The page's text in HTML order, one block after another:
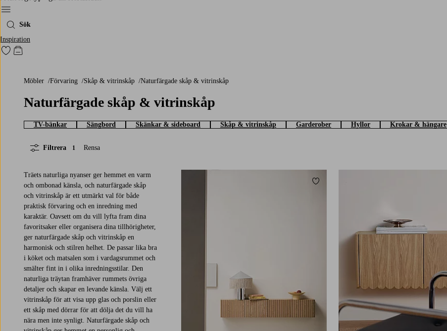
Meny
Sök
Inspiration
Gå till favoritmarkerade produkter
Gå till kundvagnen
Möbler Förvaring Skåp & vitrinskåp Naturfärgade skåp & vitrinskåp
Naturfärgade skåp & vitrinskåp
TV-bänkar Sängbord Skänkar & sideboard Skåp & vitrinskåp Garderober Hyllor Krokar & hängare
Filtrera 1 Rensa
Träets naturliga nyanser ger hemmet en varm
och ombonad känsla, och naturfärgade skåp
och vitrinskåp är ett utmärkt val för både
praktisk förvaring och en inredning med
karaktär. Oavsett om du vill lyfta fram dina
favoritsaker eller organisera dina tillhörigheter,
ger naturfärgade skåp och vitrinskåp en
harmonisk och stilren helhet. De passar lika bra
i köket och matsalen som i vardagsrummet och
smälter fint in i olika inredningsstilar. Den
naturliga träytan framhäver rummets övriga
detaljer och skapar en levande känsla. Välj ett
vitrinskåp för att visa upp glas och porslin eller
ett skåp med dörrar för att dölja det du vill ha
nära men inte synligt. Naturfärgade skåp och
Lägg till i favoriter